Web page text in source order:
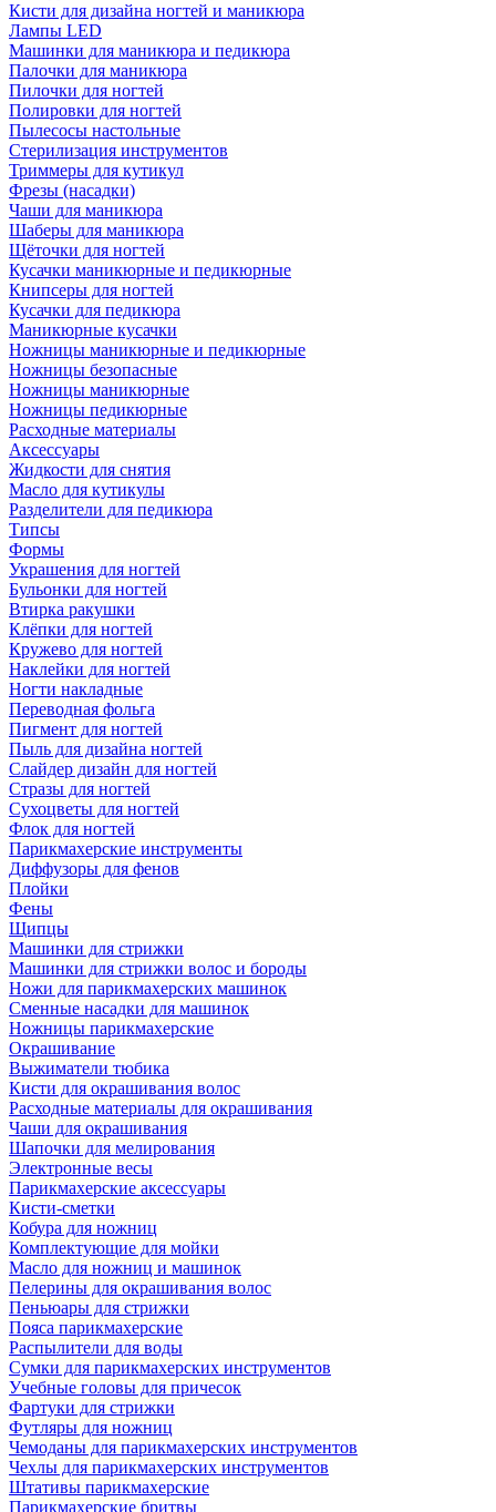
Кисти для дизайна ногтей и маникюра
Лампы LED
Машинки для маникюра и педикюра
Палочки для маникюра
Пилочки для ногтей
Полировки для ногтей
Пылесосы настольные
Стерилизация инструментов
Триммеры для кутикул
Фрезы (насадки)
Чаши для маникюра
Шаберы для маникюра
Щёточки для ногтей
Кусачки маникюрные и педикюрные
Книпсеры для ногтей
Кусачки для педикюра
Маникюрные кусачки
Ножницы маникюрные и педикюрные
Ножницы безопасные
Ножницы маникюрные
Ножницы педикюрные
Расходные материалы
Аксессуары
Жидкости для снятия
Масло для кутикулы
Разделители для педикюра
Типсы
Формы
Украшения для ногтей
Бульонки для ногтей
Втирка ракушки
Клёпки для ногтей
Кружево для ногтей
Наклейки для ногтей
Ногти накладные
Переводная фольга
Пигмент для ногтей
Пыль для дизайна ногтей
Слайдер дизайн для ногтей
Стразы для ногтей
Сухоцветы для ногтей
Флок для ногтей
Парикмахерские инструменты
Диффузоры для фенов
Плойки
Фены
Щипцы
Машинки для стрижки
Машинки для стрижки волос и бороды
Ножи для парикмахерских машинок
Сменные насадки для машинок
Ножницы парикмахерские
Окрашивание
Выжиматели тюбика
Кисти для окрашивания волос
Расходные материалы для окрашивания
Чаши для окрашивания
Шапочки для мелирования
Электронные весы
Парикмахерские аксессуары
Кисти-сметки
Кобура для ножниц
Комплектующие для мойки
Масло для ножниц и машинок
Пелерины для окрашивания волос
Пеньюары для стрижки
Пояса парикмахерские
Распылители для воды
Сумки для парикмахерских инструментов
Учебные головы для причесок
Фартуки для стрижки
Футляры для ножниц
Чемоданы для парикмахерских инструментов
Чехлы для парикмахерских инструментов
Штативы парикмахерские
Парикмахерские бритвы